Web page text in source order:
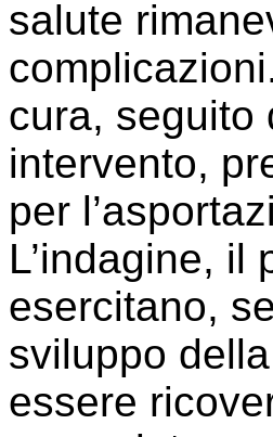
salute
cura, seguito
intervento,
per
L’indagine,
esercitano,
sviluppo
essere